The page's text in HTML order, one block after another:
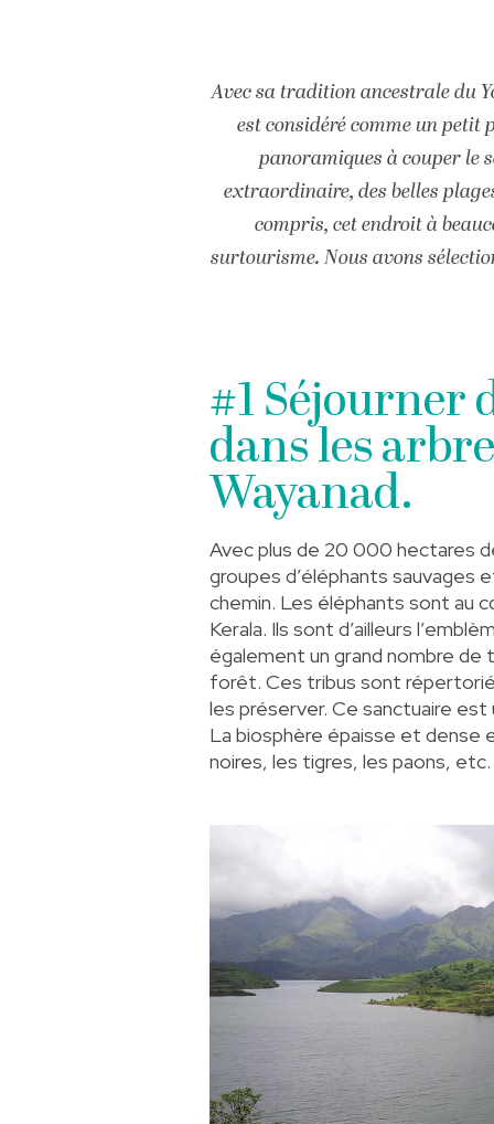
Avec sa tradition ancestrale du
est considéré comme un petit
panoramiques à couper le
extraordinaire, des belles
compris, cet endroit à
surtourisme. Nous avons
#1 Séjourner
dans les
Wayanad.
Avec plus de 20 000 hectares
groupes d’éléphants sauvages
chemin. Les éléphants sont au
Kerala. Ils sont d’ailleurs
également un grand nombre de
forêt. Ces tribus sont
les préserver. Ce sanctuaire
La biosphère épaisse et dense
noires, les tigres, les paons, etc.